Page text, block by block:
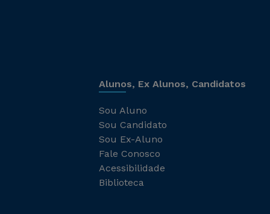
Alunos, Ex Alunos, Candidatos
Sou Aluno
Sou Candidato
Sou Ex-Aluno
Fale Conosco
Acessibilidade
Biblioteca